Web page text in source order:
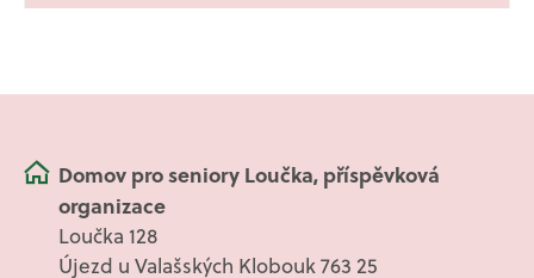
Domov pro seniory Loučka, příspěvková
organizace
Loučka 128
Újezd u Valašských Klobouk 763 25